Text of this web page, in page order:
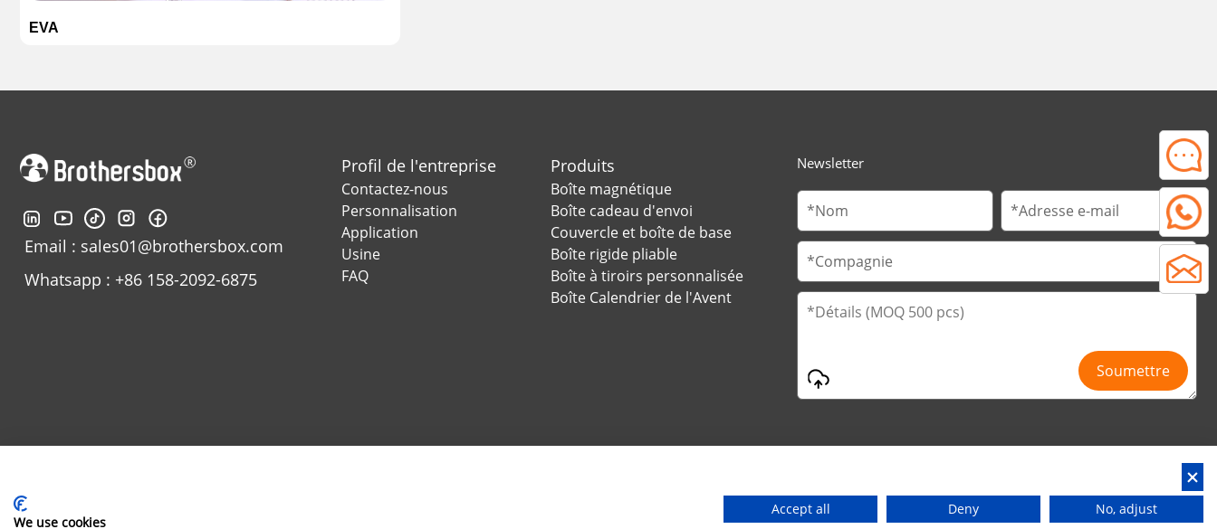
EVA
Email : sales01@brothersbox.com
Whatsapp : +86 158-2092-6875
Profil de l'entreprise
Contactez-nous
Personnalisation
Application
Usine
FAQ
Produits
Boîte magnétique
Boîte cadeau d'envoi
Couvercle et boîte de base
Boîte rigide pliable
Boîte à tiroirs personnalisée
Boîte Calendrier de l'Avent
Newsletter
Adresse : 2ème route de No.29 Jinfu, parc de Huanan Ind, ville de Liaobu, ville de Dongguan, province du Guangdong, Chine
We use cookies
Accept all Deny No, adjust